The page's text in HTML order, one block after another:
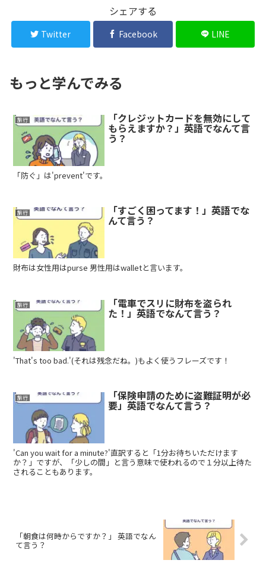
シェアする
Twitter Facebook LINE
もっと学んでみる
旅行 「クレジットカードを無効にして
もらえますか？」英語でなんて言
う？
「防ぐ」は'prevent'です。
旅行 「すごく困ってます！」英語でな
んて言う？
財布は女性用はpurse 男性用はwalletと言います。
旅行 「電車でスリに財布を盗られ
た！」英語でなんて言う？
'That's too bad.'(それは残念だね。)もよく使うフレーズです！
旅行 「保険申請のために盗難証明が必
要」英語でなんて言う？
'Can you wait for a minute?'直訳すると「1分お待ちいただけます
か？」ですが、「少しの間」と言う意味で使われるので１分以上待た
されることもあります。
「朝食は何時からですか？」 英語でなん
て言う？